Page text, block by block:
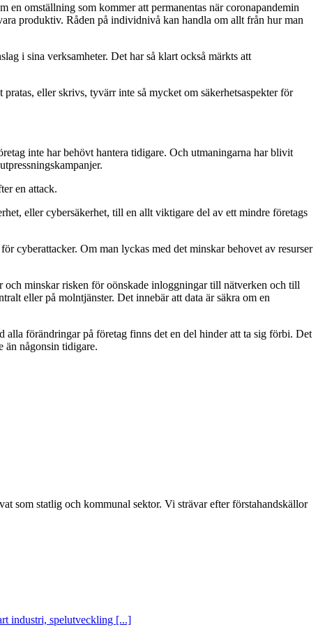
en omställning som kommer att permanentas när coronapandemin
produktiv. Råden på individnivå kan handla om allt från hur man
i sina verksamheter. Det har så klart också märkts att
eller skrivs, tyvärr inte så mycket om säkerhetsaspekter för
inte har behövt hantera tidigare. Och utmaningarna har blivit
en attack.
eller cybersäkerhet, till en allt viktigare del av ett mindre företags
cyberattacker. Om man lyckas med det minskar behovet av resurser
och minskar risken för oönskade inloggningar till nätverken och till
eller på molntjänster. Det innebär att data är säkra om en
alla förändringar på företag finns det en del hinder att ta sig förbi. Det
än någonsin tidigare.
som statlig och kommunal sektor. Vi strävar efter förstahandskällor
industri, spelutveckling [...]